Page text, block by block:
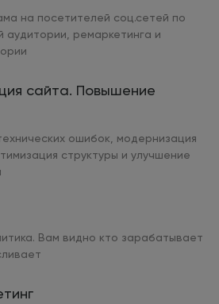
на посетителей соц.сетей по
аудитории, ремаркетинга и
сайта. Повышение
ошибок, модернизация
структуры и улучшение
Вам видно кто зарабатывает